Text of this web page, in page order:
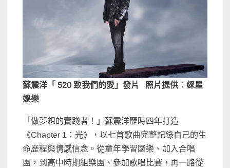
蘇震洋「 520 致我們的愛」發片 照片提供：綵星
娛樂
「做夢想的實踐者！」蘇震洋歷時四年打造
《Chapter 1：光》，以七首歌曲完整記錄自己的生
命歷程與情感信念。從童年學習國樂、加入合唱
團，到高中時期組樂團、參加歌唱比賽，再一路從